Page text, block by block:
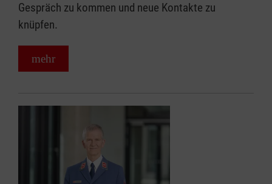
Gespräch zu kommen und neue Kontakte zu
knüpfen.
mehr